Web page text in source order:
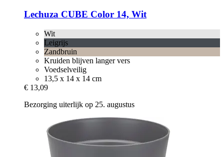
Lechuza CUBE Color 14, Wit
Wit
Leigrijs
Zandbruin
Kruiden blijven langer vers
Voedselveilig
13,5 x 14 x 14 cm
€ 13,09
Bezorging uiterlijk op 25. augustus